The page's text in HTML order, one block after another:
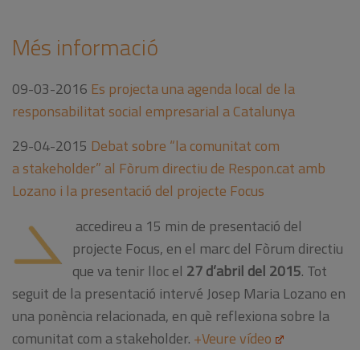
Més informació
09-03-2016 Es projecta una agenda local de la
responsabilitat social empresarial a Catalunya
29-04-2015 Debat sobre “la comunitat com
a stakeholder” al Fòrum directiu de Respon.cat amb
Lozano i la presentació del projecte Focus
accedireu a 15 min de presentació del
projecte Focus, en el marc del Fòrum directiu
que va tenir lloc el 27 d’abril del 2015. Tot
seguit de la presentació intervé Josep Maria Lozano en
una ponència relacionada, en què reflexiona sobre la
comunitat com a stakeholder. +Veure vídeo